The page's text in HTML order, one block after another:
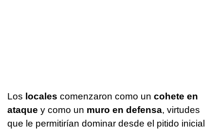
Los locales comenzaron como un cohete en
ataque y como un muro en defensa, virtudes
que le permitirían dominar desde el pitido inicial